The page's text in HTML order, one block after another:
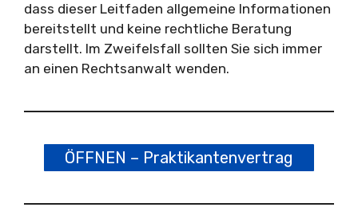
dass dieser Leitfaden allgemeine Informationen
bereitstellt und keine rechtliche Beratung
darstellt. Im Zweifelsfall sollten Sie sich immer
an einen Rechtsanwalt wenden.
ÖFFNEN – Praktikantenvertrag